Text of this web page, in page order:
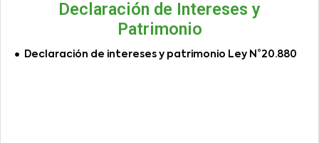
Declaración de Intereses y
Patrimonio
Declaración de intereses y patrimonio Ley N°20.880